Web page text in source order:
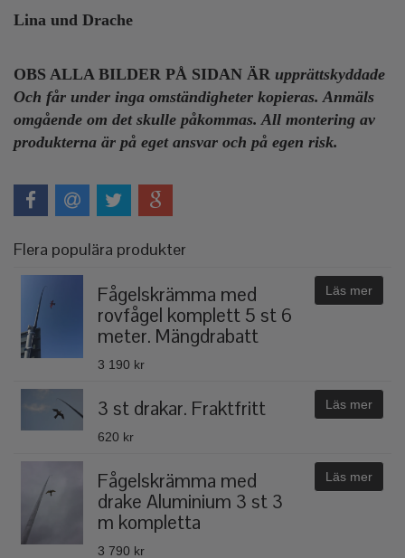
Lina und Drache
OBS ALLA BILDER PÅ SIDAN ÄR upprättskyddade
Och får under inga omständigheter kopieras. Anmäls
omgående om det skulle påkommas. All montering av
produkterna är på eget ansvar och på egen risk.
Flera populära produkter
Fågelskrämma med
rovfågel komplett 5 st 6
meter. Mängdrabatt
3 190 kr
Läs mer
3 st drakar. Fraktfritt
620 kr
Läs mer
Fågelskrämma med
drake Aluminium 3 st 3
m kompletta
3 790 kr
Läs mer